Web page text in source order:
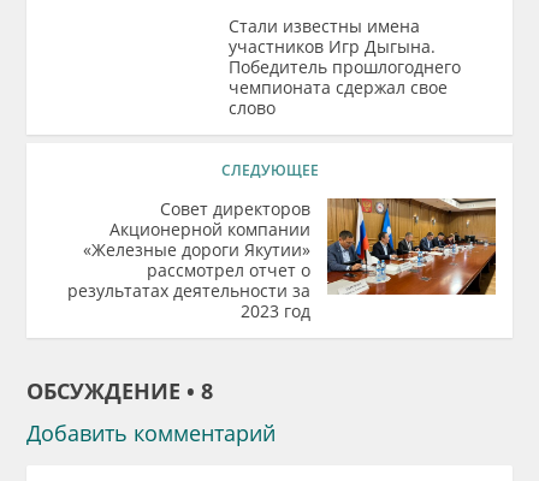
Стали известны имена
участников Игр Дыгына.
Победитель прошлогоднего
чемпионата сдержал свое
слово
СЛЕДУЮЩЕЕ
Совет директоров
Акционерной компании
«Железные дороги Якутии»
рассмотрел отчет о
результатах деятельности за
2023 год
ОБСУЖДЕНИЕ • 8
Добавить комментарий